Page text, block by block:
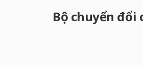
Bộ chuyển đổi